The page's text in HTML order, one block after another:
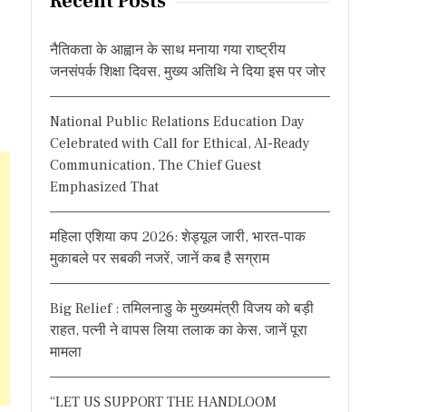
नैतिकता के आह्वान के साथ मनाया गया राष्ट्रीय
जनसंपर्क शिक्षा दिवस, मुख्य अतिथि ने दिया इस पर जोर
National Public Relations Education Day
Celebrated with Call for Ethical, AI-Ready
Communication, The Chief Guest
Emphasized That
महिला एशिया कप 2026: शेड्यूल जारी, भारत-पाक
मुकाबले पर सबकी नजरें, जानें कब है सग्राम
Big Relief : तमिलनाडु के मुख्यमंत्री विजय को बड़ी
राहत, पत्नी ने वापस लिया तलाक का केस, जानें पूरा
मामला
“LET US SUPPORT THE HANDLOOM